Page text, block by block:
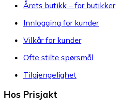
Årets butikk – for butikker
Innlogging for kunder
Vilkår for kunder
Ofte stilte spørsmål
Tilgjengelighet
Hos Prisjakt